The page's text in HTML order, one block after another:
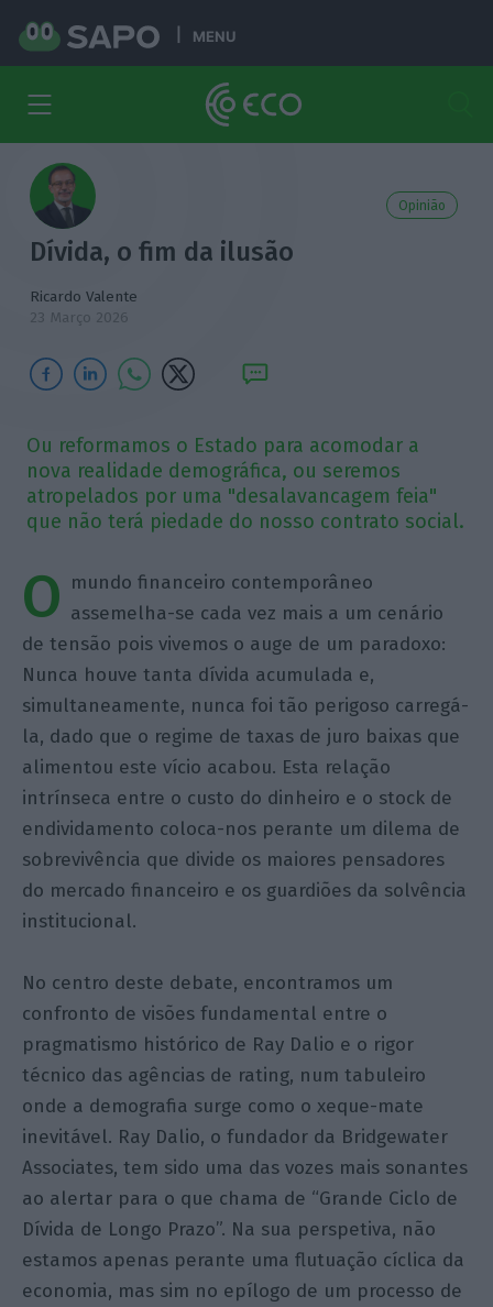
MENU
Opinião
Dívida, o fim da ilusão
Ricardo Valente
23 Março 2026
Ou reformamos o Estado para acomodar a
nova realidade demográfica, ou seremos
atropelados por uma "desalavancagem feia"
que não terá piedade do nosso contrato social.
O mundo financeiro contemporâneo
assemelha-se cada vez mais a um cenário
de tensão pois vivemos o auge de um paradoxo:
Nunca houve tanta dívida acumulada e,
simultaneamente, nunca foi tão perigoso carregá-
la, dado que o regime de taxas de juro baixas que
alimentou este vício acabou. Esta relação
intrínseca entre o custo do dinheiro e o stock de
endividamento coloca-nos perante um dilema de
sobrevivência que divide os maiores pensadores
do mercado financeiro e os guardiões da solvência
institucional.
No centro deste debate, encontramos um
confronto de visões fundamental entre o
pragmatismo histórico de Ray Dalio e o rigor
técnico das agências de rating, num tabuleiro
onde a demografia surge como o xeque-mate
inevitável. Ray Dalio, o fundador da Bridgewater
Associates, tem sido uma das vozes mais sonantes
ao alertar para o que chama de “Grande Ciclo de
Dívida de Longo Prazo”. Na sua perspetiva, não
estamos apenas perante uma flutuação cíclica da
economia, mas sim no epílogo de um processo de